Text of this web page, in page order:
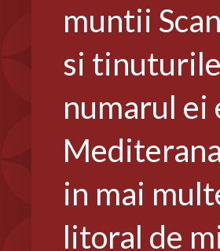
muntii
si
numarul ei
in mai
litoral de